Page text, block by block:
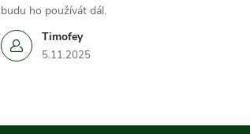
Timofey
5.11.2025
budu ho používát dál.